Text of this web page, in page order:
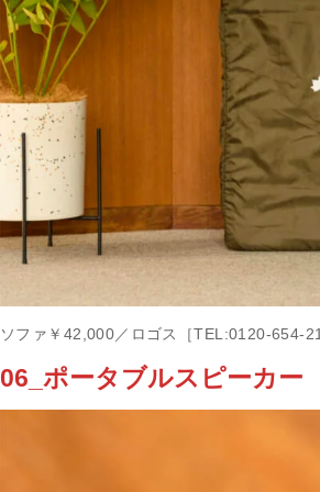
ソファ￥42,000／ロゴス［TEL:0120-654-
06_ポータブルスピーカー